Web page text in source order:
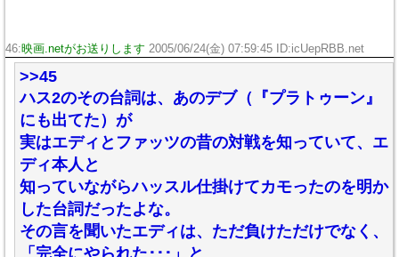
46:映画.netがお送りします 2005/06/24(金) 07:59:45 ID:icUepRBB.net
>>45
ハス2のその台詞は、あのデブ（『プラトゥーン』
にも出てた）が
実はエディとファッツの昔の対戦を知っていて、エ
ディ本人と
知っていながらハッスル仕掛けてカモったのを明か
した台詞だったよな。
その言を聞いたエディは、ただ負けただけでなく、